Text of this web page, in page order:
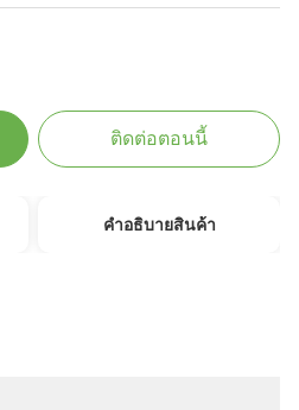
ติดต่อตอนนี้
คําอธิบายสินค้า